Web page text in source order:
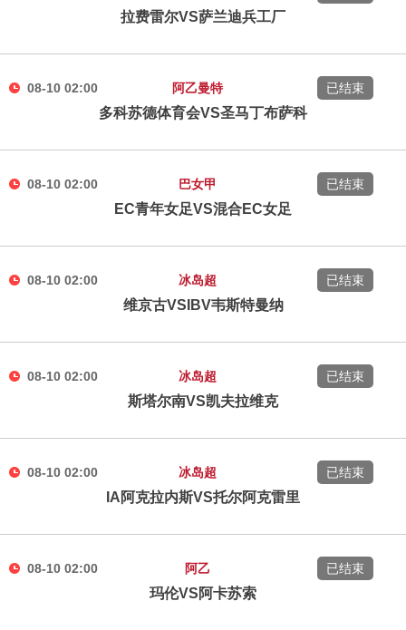
拉费雷尔VS萨兰迪兵工厂
08-10 02:00 阿乙曼特
多科苏德体育会VS圣马丁布萨科
已结束
08-10 02:00 巴女甲
EC青年女足VS混合EC女足
已结束
08-10 02:00 冰岛超
维京古VSIBV韦斯特曼纳
已结束
08-10 02:00 冰岛超
斯塔尔南VS凯夫拉维克
已结束
08-10 02:00 冰岛超
IA阿克拉内斯VS托尔阿克雷里
已结束
08-10 02:00 阿乙
玛伦VS阿卡苏索
已结束